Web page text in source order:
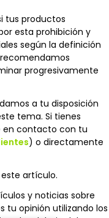
tus productos
esta prohibición y
según la definición
progresivamente
a tu disposición
tema. Si tienes
en contacto con tu
) o directamente
artículo.
y noticias sobre
tu opinión utilizando los